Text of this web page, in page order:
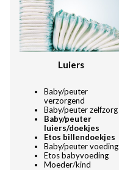
Luiers
Baby/peuter
verzorgend
Baby/peuter zelfzorg
Baby/peuter
luiers/doekjes
Etos billendoekjes
Baby/peuter voeding
Etos babyvoeding
Moeder/kind